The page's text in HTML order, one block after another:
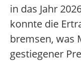
in das Jahr
konnte die
bremsen, was
gestiegener